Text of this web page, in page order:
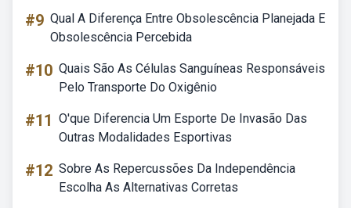
#9 Qual A Diferença Entre Obsolescência Planejada E
Obsolescência Percebida
#10 Quais São As Células Sanguíneas Responsáveis
Pelo Transporte Do Oxigênio
#11 O'que Diferencia Um Esporte De Invasão Das
Outras Modalidades Esportivas
#12 Sobre As Repercussões Da Independência
Escolha As Alternativas Corretas